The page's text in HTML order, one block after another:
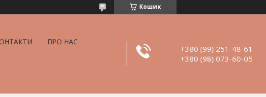
Кошик
ПРО НАС
+380 (99) 251-48-61
+380 (98) 073-60-05